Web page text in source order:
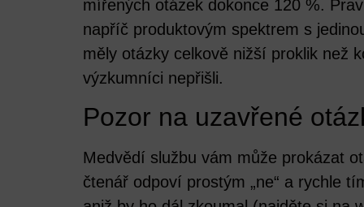
mířených otázek dokonce 120 %.
napříč produktovým spektrem s
měly otázky celkově nižší proklik než
výzkumníci nepřišli.
Pozor na uzavřené
Medvědí službu vám může prokázat
čtenář odpoví prostým „ne“ a rychle